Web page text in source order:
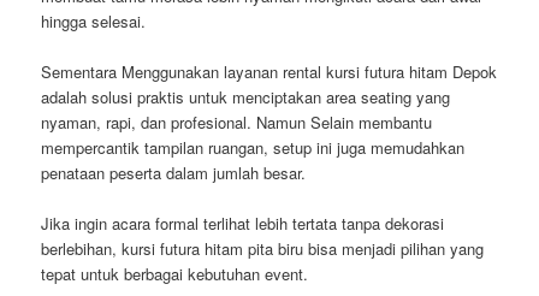
hingga selesai.
Sementara Menggunakan layanan rental kursi futura hitam Depok
adalah solusi praktis untuk menciptakan area seating yang
nyaman, rapi, dan profesional. Namun Selain membantu
mempercantik tampilan ruangan, setup ini juga memudahkan
penataan peserta dalam jumlah besar.
Jika ingin acara formal terlihat lebih tertata tanpa dekorasi
berlebihan, kursi futura hitam pita biru bisa menjadi pilihan yang
tepat untuk berbagai kebutuhan event.